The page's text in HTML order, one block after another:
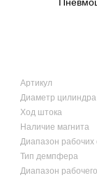
Артикул
Диаметр цилиндра
Ход штока
Наличие магнита
Диапазон рабочих
Тип демпфера
Диапазон